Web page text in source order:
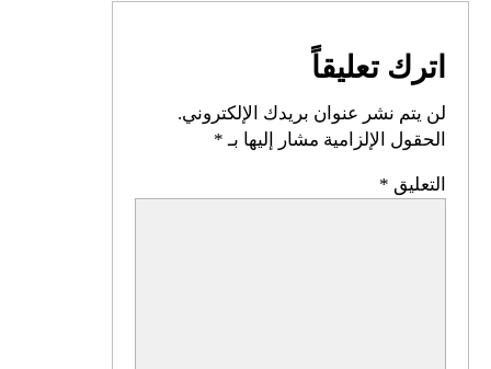
اترك تعليقاً
لن يتم نشر عنوان بريدك الإلكتروني.
الحقول الإلزامية مشار إليها بـ *
التعليق *